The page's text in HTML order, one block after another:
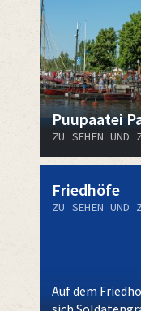
Puupaatei
ZU SEHEN UND
Friedhöfe
ZU SEHEN UND
Auf dem